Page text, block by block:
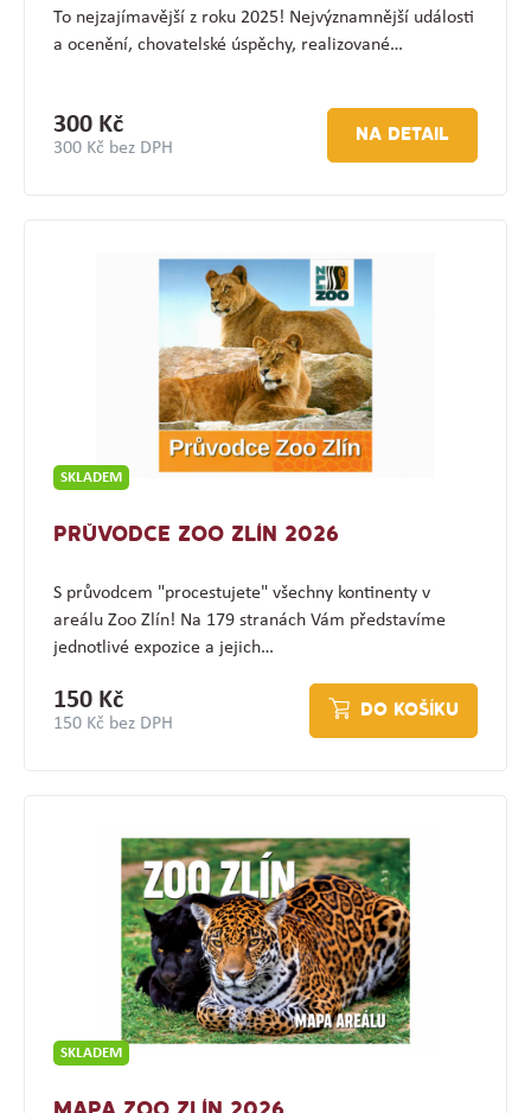
To nejzajímavější z roku 2025! Nejvýznamnější události
a ocenění, chovatelské úspěchy, realizované…
300 Kč
300 Kč bez DPH
NA DETAIL
SKLADEM
PRŮVODCE ZOO ZLÍN 2026
S průvodcem "procestujete" všechny kontinenty v
areálu Zoo Zlín! Na 179 stranách Vám představíme
jednotlivé expozice a jejich…
150 Kč
150 Kč bez DPH
DO KOŠÍKU
SKLADEM